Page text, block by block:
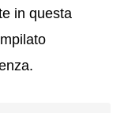
in questa